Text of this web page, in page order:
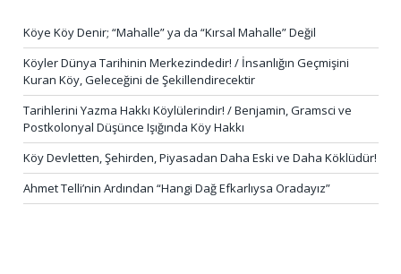
Köye Köy Denir; “Mahalle” ya da “Kırsal Mahalle” Değil
Köyler Dünya Tarihinin Merkezindedir! / İnsanlığın Geçmişini
Kuran Köy, Geleceğini de Şekillendirecektir
Tarihlerini Yazma Hakkı Köylülerindir! / Benjamin, Gramsci ve
Postkolonyal Düşünce Işığında Köy Hakkı
Köy Devletten, Şehirden, Piyasadan Daha Eski ve Daha Köklüdür!
Ahmet Telli’nin Ardından “Hangi Dağ Efkarlıysa Oradayız”